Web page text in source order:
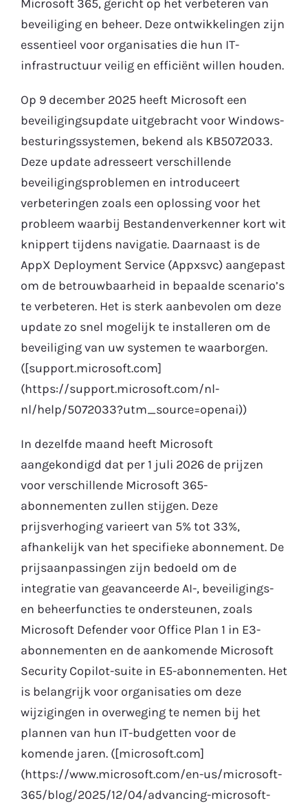
Gratis Proefperiode
Microsoft 365, gericht op het verbeteren van
beveiliging en beheer. Deze ontwikkelingen zijn
essentieel voor organisaties die hun IT-
infrastructuur veilig en efficiënt willen houden.
Op 9 december 2025 heeft Microsoft een
beveiligingsupdate uitgebracht voor Windows-
besturingssystemen, bekend als KB5072033.
Deze update adresseert verschillende
beveiligingsproblemen en introduceert
verbeteringen zoals een oplossing voor het
probleem waarbij Bestandenverkenner kort wit
knippert tijdens navigatie. Daarnaast is de
AppX Deployment Service (Appxsvc) aangepast
om de betrouwbaarheid in bepaalde scenario’s
te verbeteren. Het is sterk aanbevolen om deze
update zo snel mogelijk te installeren om de
beveiliging van uw systemen te waarborgen.
([support.microsoft.com]
(https://support.microsoft.com/nl-
nl/help/5072033?utm_source=openai))
In dezelfde maand heeft Microsoft
aangekondigd dat per 1 juli 2026 de prijzen
voor verschillende Microsoft 365-
abonnementen zullen stijgen. Deze
prijsverhoging varieert van 5% tot 33%,
afhankelijk van het specifieke abonnement. De
prijsaanpassingen zijn bedoeld om de
integratie van geavanceerde AI-, beveiligings-
en beheerfuncties te ondersteunen, zoals
Microsoft Defender voor Office Plan 1 in E3-
abonnementen en de aankomende Microsoft
Security Copilot-suite in E5-abonnementen. Het
is belangrijk voor organisaties om deze
wijzigingen in overweging te nemen bij het
plannen van hun IT-budgetten voor de
komende jaren. ([microsoft.com]
(https://www.microsoft.com/en-us/microsoft-
365/blog/2025/12/04/advancing-microsoft-